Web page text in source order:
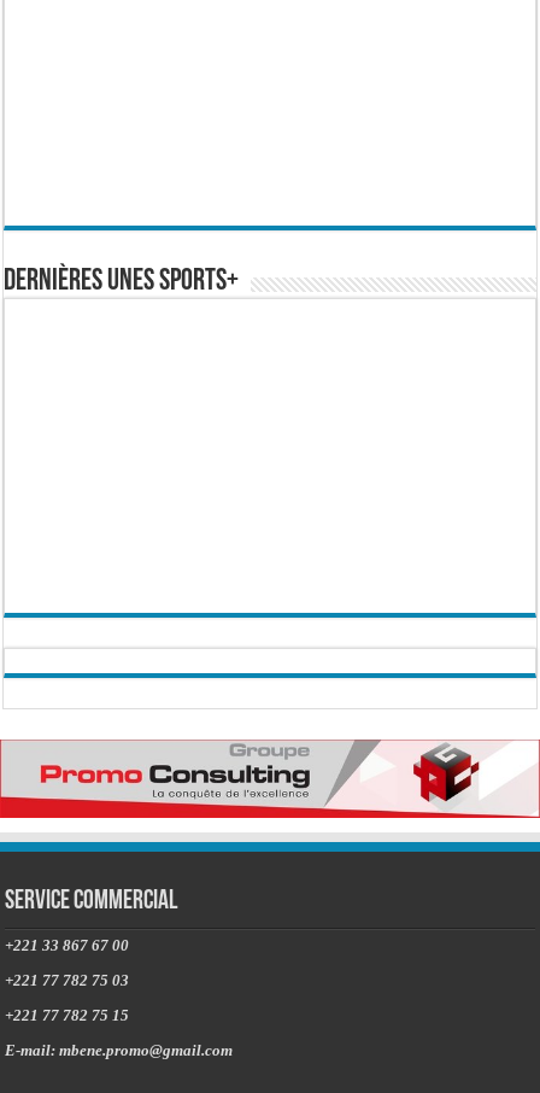
Dernières Unes Sports+
Service commercial
+221 33 867 67 00
+221 77 782 75 03
+221 77 782 75 15
E-mail: mbene.promo@gmail.com